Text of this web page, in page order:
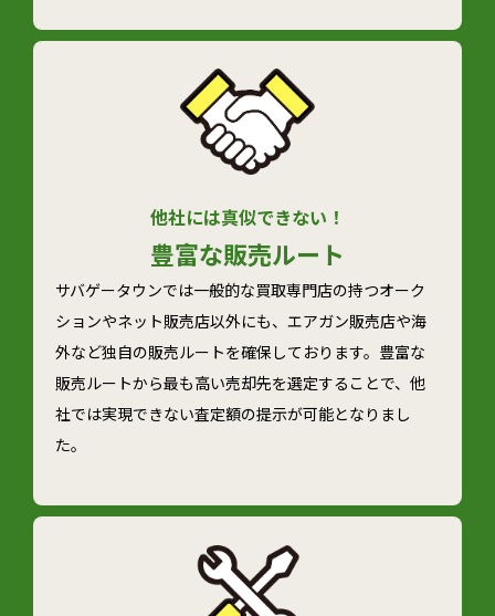
他社には真似できない！
豊富な販売ルート
サバゲータウンでは一般的な買取専門店の持つオーク
ションやネット販売店以外にも、エアガン販売店や海
外など独自の販売ルートを確保しております。豊富な
販売ルートから最も高い売却先を選定することで、他
社では実現できない査定額の提示が可能となりまし
た。